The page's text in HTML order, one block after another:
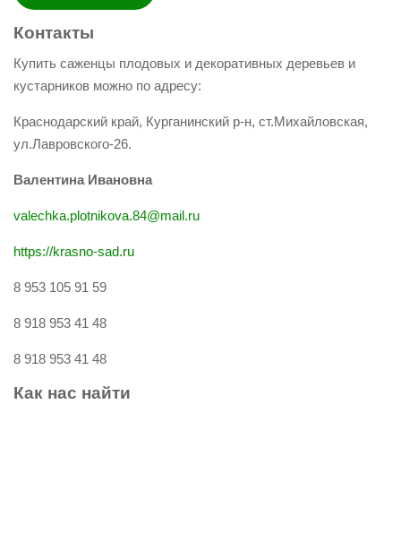
Контакты
Купить саженцы плодовых и декоративных деревьев и
кустарников можно по адресу:
Краснодарский край, Курганинский р-н, ст.Михайловская,
ул.Лавровского-26.
Валентина Ивановна
valechka.plotnikova.84@mail.ru
https://krasno-sad.ru
8 953 105 91 59
8 918 953 41 48
8 918 953 41 48
Как нас найти